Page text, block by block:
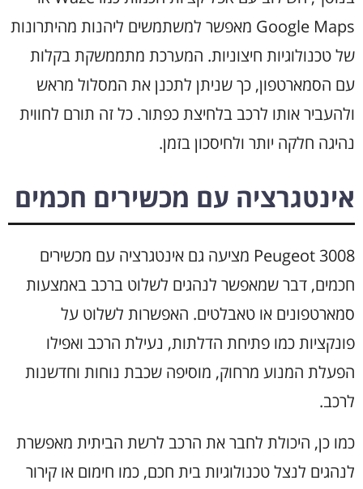
Google Maps מאפשר למשתמשים ליהנות מהיתרונות
של טכנולוגיות חיצוניות. המערכת מתממשקת בקלות
עם הסמארטפון, כך שניתן לתכנן את המסלול מראש
ולהעביר אותו לרכב בלחיצת כפתור. כל זה תורם לחווית
נהיגה חלקה יותר ולחיסכון בזמן.
אינטגרציה עם מכשירים חכמים
Peugeot 3008 מציעה גם אינטגרציה עם מכשירים
חכמים, דבר שמאפשר לנהגים לשלוט ברכב באמצעות
סמארטפונים או טאבלטים. האפשרות לשלוט על
פונקציות כמו פתיחת הדלתות, נעילת הרכב ואפילו
הפעלת המנוע מרחוק, מוסיפה שכבת נוחות וחדשנות
לרכב.
כמו כן, היכולת לחבר את הרכב לרשת הביתית מאפשרת
לנהגים לנצל טכנולוגיות בית חכם, כמו חימום או קירור